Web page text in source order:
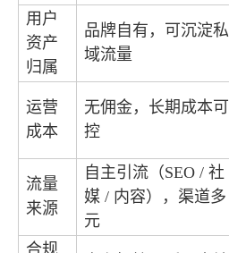
用户
资产
归属
品牌自有，可沉淀私
域流量
运营
成本
无佣金，长期成本可
控
流量
来源
自主引流（SEO / 社
媒 / 内容），渠道多
元
合规